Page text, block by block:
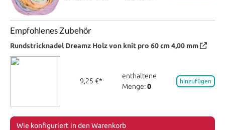
Empfohlenes Zubehör
Rundstricknadel Dreamz Holz von knit pro 60 cm 4,00 mm
9,25 €*
enthaltene
Menge:0
hinzufügen
Wie konfiguriert in den Warenkorb